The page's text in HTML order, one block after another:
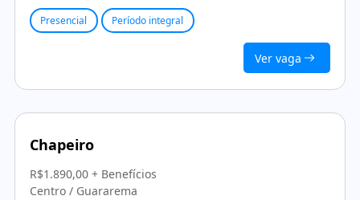
Presencial Período integral
Ver vaga
Chapeiro
R$1.890,00 + Benefícios
Centro / Guararema